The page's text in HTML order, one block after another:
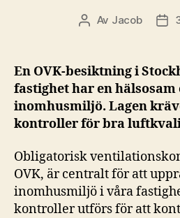
Inläggsförfattare
Av Jacob
En OVK-besiktning i
fastighet har en
inomhusmiljö. Lagen
kontroller för bra
Obligatorisk
OVK, är centralt för att
inomhusmiljö i våra
kontroller utförs för att